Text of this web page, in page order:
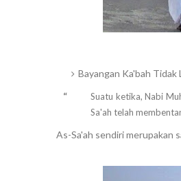
Bayangan Ka'bah Tidak
“
Suatu ketika, Nabi
Sa'ah telah
As-Sa'ah sendiri merupakan